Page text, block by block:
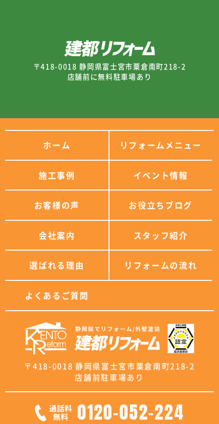
〒418-0018 静岡県富士宮市粟倉南町218-2
店舗前に無料駐車場あり
ホーム リフォームメニュー
施工事例 イベント情報
お客様の声 お役立ちブログ
会社案内 スタッフ紹介
選ばれる理由 リフォームの流れ
よくあるご質問
〒418-0018 静岡県富士宮市粟倉南町218-2
店舗前駐車場あり
0120-052-224